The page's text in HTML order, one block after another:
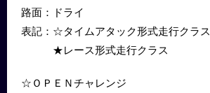
路面：ドライ
表記：☆タイムアタック形式走行クラス
★レース形式走行クラス
☆ＯＰＥＮチャレンジ